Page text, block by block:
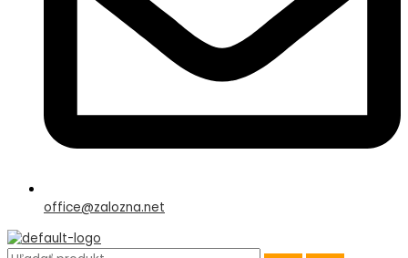
office@zalozna.net